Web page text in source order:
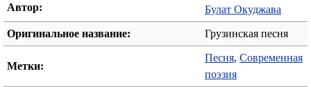
Автор: Булат Окуджава
Оригинальное название: Грузинская песня
Метки:
Песня, Современная
поэзия